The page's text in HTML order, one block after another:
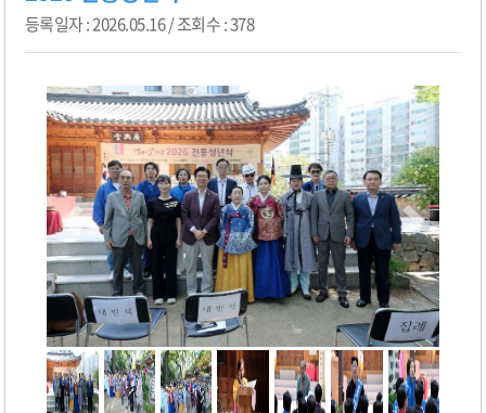
등록일자 : 2026.05.16 / 조회수 : 378